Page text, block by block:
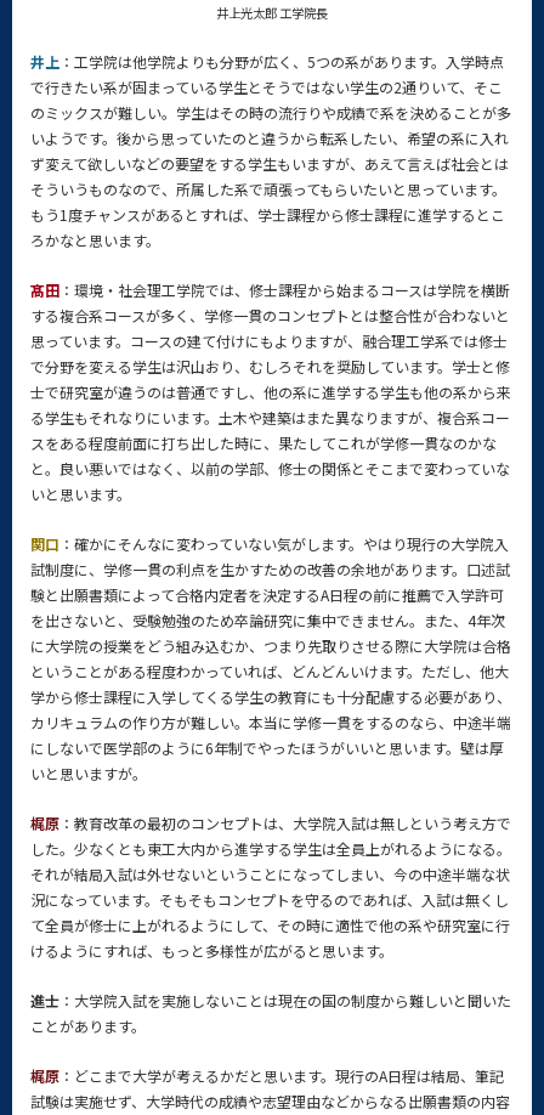
井上光太郎 工学院長
井上 ：工学院は他学院よりも分野が広く、5つの系があります。入学時点
で行きたい系が固まっている学生とそうではない学生の2通りいて、そこ
のミックスが難しい。学生はその時の流行りや成績で系を決めることが多
いようです。後から思っていたのと違うから転系したい、希望の系に入れ
ず変えて欲しいなどの要望をする学生もいますが、あえて言えば社会とは
そういうものなので、所属した系で頑張ってもらいたいと思っています。
もう1度チャンスがあるとすれば、学士課程から修士課程に進学するとこ
ろかなと思います。
髙田 ：環境・社会理工学院では、修士課程から始まるコースは学院を横断
する複合系コースが多く、学修一貫のコンセプトとは整合性が合わないと
思っています。コースの建て付けにもよりますが、融合理工学系では修士
で分野を変える学生は沢山おり、むしろそれを奨励しています。学士と修
士で研究室が違うのは普通ですし、他の系に進学する学生も他の系から来
る学生もそれなりにいます。土木や建築はまた異なりますが、複合系コー
スをある程度前面に打ち出した時に、果たしてこれが学修一貫なのかな
と。良い悪いではなく、以前の学部、修士の関係とそこまで変わっていな
いと思います。
関口 ：確かにそんなに変わっていない気がします。やはり現行の大学院入
試制度に、学修一貫の利点を生かすための改善の余地があります。口述試
験と出願書類によって合格内定者を決定するA日程の前に推薦で入学許可
を出さないと、受験勉強のため卒論研究に集中できません。また、4年次
に大学院の授業をどう組み込むか、つまり先取りさせる際に大学院は合格
ということがある程度わかっていれば、どんどんいけます。ただし、他大
学から修士課程に入学してくる学生の教育にも十分配慮する必要があり、
カリキュラムの作り方が難しい。本当に学修一貫をするのなら、中途半端
にしないで医学部のように6年制でやったほうがいいと思います。壁は厚
いと思いますが。
梶原 ：教育改革の最初のコンセプトは、大学院入試は無しという考え方で
した。少なくとも東工大内から進学する学生は全員上がれるようになる。
それが結局入試は外せないということになってしまい、今の中途半端な状
況になっています。そもそもコンセプトを守るのであれば、入試は無くし
て全員が修士に上がれるようにして、その時に適性で他の系や研究室に行
けるようにすれば、もっと多様性が広がると思います。
進士 ：大学院入試を実施しないことは現在の国の制度から難しいと聞いた
ことがあります。
梶原 ：どこまで大学が考えるかだと思います。現行のA日程は結局、筆記
試験は実施せず、大学時代の成績や志望理由などからなる出願書類の内容